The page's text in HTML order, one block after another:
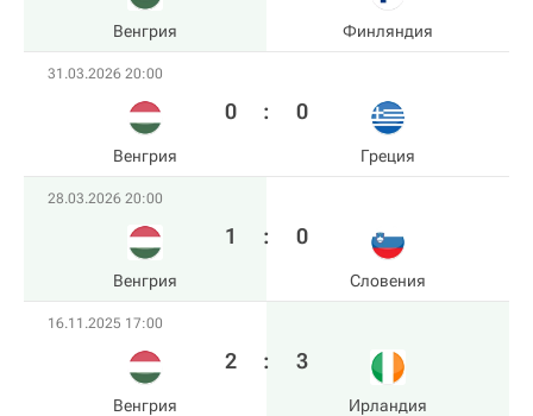
Венгрия Финляндия
31.03.2026 20:00
Венгрия
0 : 0
Греция
28.03.2026 20:00
Венгрия
1 : 0
Словения
16.11.2025 17:00
Венгрия
2 : 3
Ирландия